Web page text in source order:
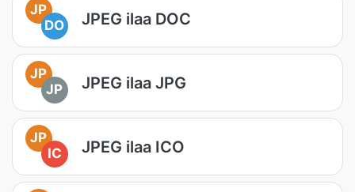
JP
DO
JPEG ilaa DOC
JP
JP
JPEG ilaa JPG
JP
IC
JPEG ilaa ICO